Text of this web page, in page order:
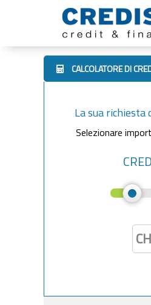
CALCOLATORE DI
La sua
Selezionare